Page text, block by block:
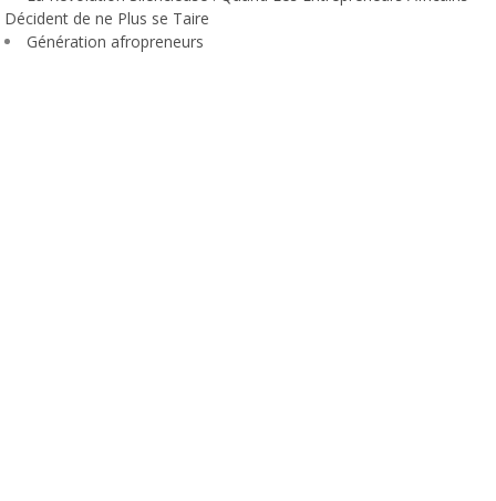
Décident de ne Plus se Taire
Génération afropreneurs